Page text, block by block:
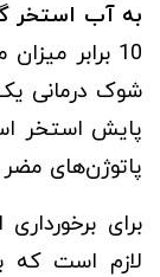
به آب استخر
10 برابر
شوک درمانی
پایش استخر
پاتوژن‌های
برای
لازم است که